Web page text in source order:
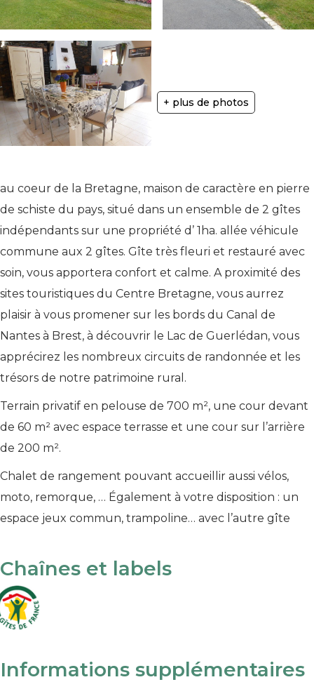
+ plus de photos
au coeur de la Bretagne, maison de caractère en pierre
de schiste du pays, situé dans un ensemble de 2 gîtes
indépendants sur une propriété d’ 1ha. allée véhicule
commune aux 2 gîtes. Gîte très fleuri et restauré avec
soin, vous apportera confort et calme. A proximité des
sites touristiques du Centre Bretagne, vous aurrez
plaisir à vous promener sur les bords du Canal de
Nantes à Brest, à découvrir le Lac de Guerlédan, vous
apprécirez les nombreux circuits de randonnée et les
trésors de notre patrimoine rural.
Terrain privatif en pelouse de 700 m², une cour devant
de 60 m² avec espace terrasse et une cour sur l’arrière
de 200 m².
Chalet de rangement pouvant accueillir aussi vélos,
moto, remorque, … Également à votre disposition : un
espace jeux commun, trampoline… avec l’autre gîte
Chaînes et labels
Informations supplémentaires